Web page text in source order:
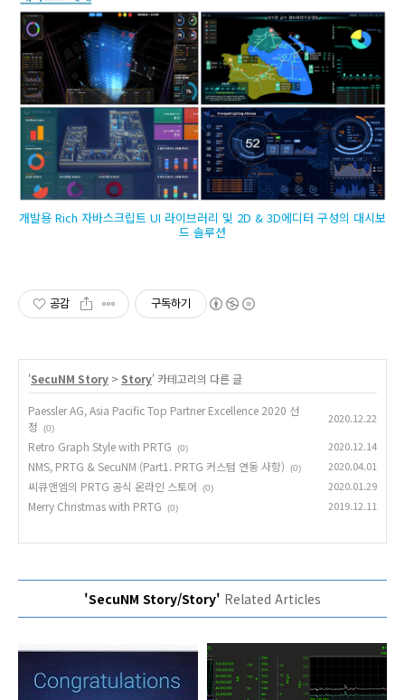
개발용 Rich 자바스크립트 UI 라이브러리 및 2D & 3D에디터 구성의 대시보
드 솔루션
공감 구독하기
'SecuNM Story > Story' 카테고리의 다른 글
Paessler AG, Asia Pacific Top Partner Excellence 2020 선
정
(0)
2020.12.22
Retro Graph Style with PRTG (0) 2020.12.14
NMS, PRTG & SecuNM (Part1. PRTG 커스텀 연동 사항) (0) 2020.04.01
씨큐앤엠의 PRTG 공식 온라인 스토어 (0) 2020.01.29
Merry Christmas with PRTG (0) 2019.12.11
'SecuNM Story/Story' Related Articles